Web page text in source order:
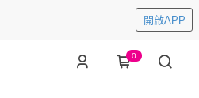
開啟APP
0